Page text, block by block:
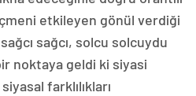
etkileyen gönül verdiği
sağcı, solcu solcuydu
noktaya geldi ki siyasi
farklılıkları